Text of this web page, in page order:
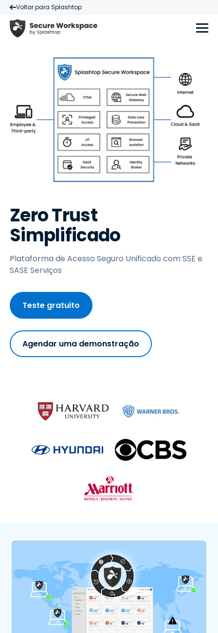
Voltar para Splashtop
Zero Trust
Simplificado
Plataforma de Acesso Seguro Unificado com SSE e
SASE Serviços
Teste gratuito
Agendar uma demonstração